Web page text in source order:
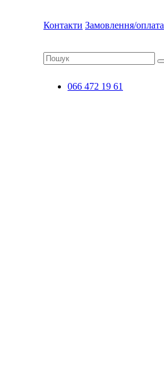
Контакти Замовлення/оплата
066 472 19 61